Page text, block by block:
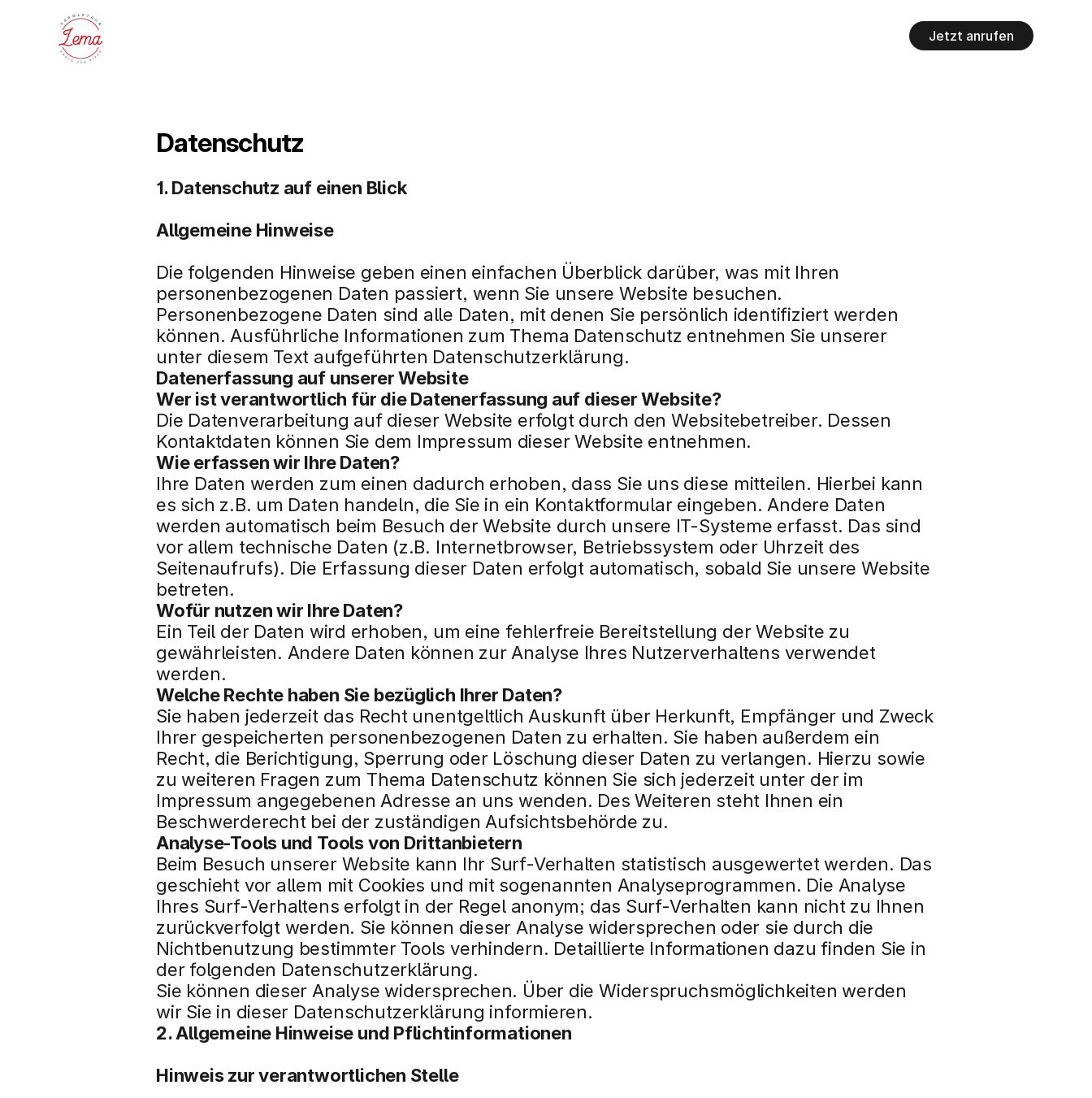
Jetzt anrufen
Datenschutz
1. Datenschutz auf einen Blick
Allgemeine Hinweise
Die folgenden Hinweise geben einen einfachen Überblick darüber, was mit Ihren
personenbezogenen Daten passiert, wenn Sie unsere Website besuchen.
Personenbezogene Daten sind alle Daten, mit denen Sie persönlich identifiziert werden
können. Ausführliche Informationen zum Thema Datenschutz entnehmen Sie unserer
unter diesem Text aufgeführten Datenschutzerklärung.
Datenerfassung auf unserer Website
Wer ist verantwortlich für die Datenerfassung auf dieser Website?
Die Datenverarbeitung auf dieser Website erfolgt durch den Websitebetreiber. Dessen
Kontaktdaten können Sie dem Impressum dieser Website entnehmen.
Wie erfassen wir Ihre Daten?
Ihre Daten werden zum einen dadurch erhoben, dass Sie uns diese mitteilen. Hierbei kann
es sich z.B. um Daten handeln, die Sie in ein Kontaktformular eingeben. Andere Daten
werden automatisch beim Besuch der Website durch unsere IT-Systeme erfasst. Das sind
vor allem technische Daten (z.B. Internetbrowser, Betriebssystem oder Uhrzeit des
Seitenaufrufs). Die Erfassung dieser Daten erfolgt automatisch, sobald Sie unsere Website
betreten.
Wofür nutzen wir Ihre Daten?
Ein Teil der Daten wird erhoben, um eine fehlerfreie Bereitstellung der Website zu
gewährleisten. Andere Daten können zur Analyse Ihres Nutzerverhaltens verwendet
werden.
Welche Rechte haben Sie bezüglich Ihrer Daten?
Sie haben jederzeit das Recht unentgeltlich Auskunft über Herkunft, Empfänger und Zweck
Ihrer gespeicherten personenbezogenen Daten zu erhalten. Sie haben außerdem ein
Recht, die Berichtigung, Sperrung oder Löschung dieser Daten zu verlangen. Hierzu sowie
zu weiteren Fragen zum Thema Datenschutz können Sie sich jederzeit unter der im
Impressum angegebenen Adresse an uns wenden. Des Weiteren steht Ihnen ein
Beschwerderecht bei der zuständigen Aufsichtsbehörde zu.
Analyse-Tools und Tools von Drittanbietern
Beim Besuch unserer Website kann Ihr Surf-Verhalten statistisch ausgewertet werden. Das
geschieht vor allem mit Cookies und mit sogenannten Analyseprogrammen. Die Analyse
Ihres Surf-Verhaltens erfolgt in der Regel anonym; das Surf-Verhalten kann nicht zu Ihnen
zurückverfolgt werden. Sie können dieser Analyse widersprechen oder sie durch die
Nichtbenutzung bestimmter Tools verhindern. Detaillierte Informationen dazu finden Sie in
der folgenden Datenschutzerklärung.
Sie können dieser Analyse widersprechen. Über die Widerspruchsmöglichkeiten werden
wir Sie in dieser Datenschutzerklärung informieren.
2. Allgemeine Hinweise und Pflichtinformationen
Hinweis zur verantwortlichen Stelle